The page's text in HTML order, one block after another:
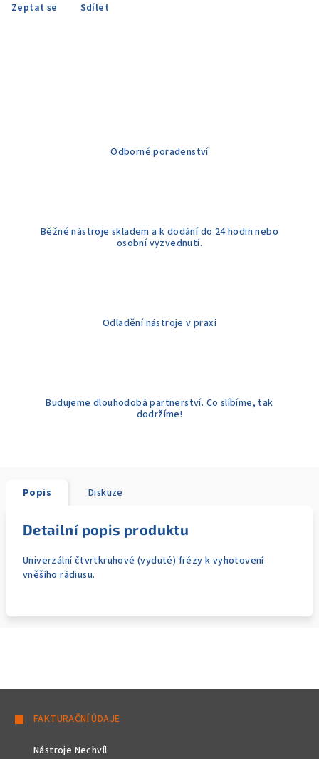
Zeptat se Sdílet
Odborné poradenství
Běžné nástroje skladem a k dodání do 24 hodin nebo
osobní vyzvednutí.
Odladění nástroje v praxi
Budujeme dlouhodobá partnerství. Co slíbíme, tak
dodržíme!
Popis Diskuze
Detailní popis produktu
Univerzální čtvrtkruhové (vyduté) frézy k vyhotovení
vněšího rádiusu.
FAKTURAČNÍ ÚDAJE
Nástroje Nechvíl